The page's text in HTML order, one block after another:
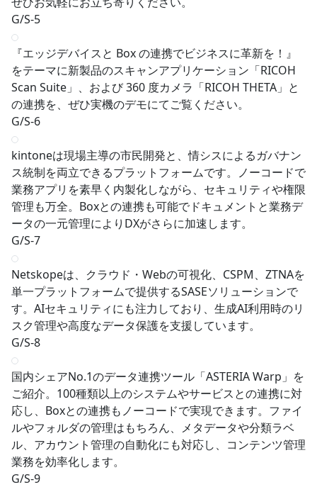
G/S-5
『エッジデバイスと Box の連携でビジネスに革新を！』
をテーマに新製品のスキャンアプリケーション「RICOH
Scan Suite」、および 360 度カメラ「RICOH THETA」と
の連携を、ぜひ実機のデモにてご覧ください。
G/S-6
kintoneは現場主導の市民開発と、情シスによるガバナン
ス統制を両立できるプラットフォームです。ノーコードで
業務アプリを素早く内製化しながら、セキュリティや権限
管理も万全。Boxとの連携も可能でドキュメントと業務デ
ータの一元管理によりDXがさらに加速します。
G/S-7
Netskopeは、クラウド・Webの可視化、CSPM、ZTNAを
単一プラットフォームで提供するSASEソリューションで
す。AIセキュリティにも注力しており、生成AI利用時のリ
スク管理や高度なデータ保護を支援しています。
G/S-8
国内シェアNo.1のデータ連携ツール「ASTERIA Warp」を
ご紹介。100種類以上のシステムやサービスとの連携に対
応し、Boxとの連携もノーコードで実現できます。ファイ
ルやフォルダの管理はもちろん、メタデータや分類ラベ
ル、アカウント管理の自動化にも対応し、コンテンツ管理
業務を効率化します。
G/S-9